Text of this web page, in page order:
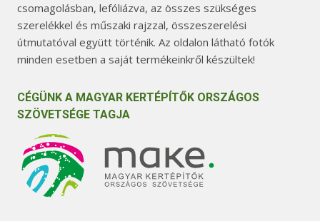
csomagolásban, lefóliázva, az összes szükséges
szerelékkel és műszaki rajzzal, összeszerelési
útmutatóval együtt történik. Az oldalon látható fotók
minden esetben a saját termékeinkről készültek!
CÉGÜNK A MAGYAR KERTÉPÍTŐK ORSZÁGOS
SZÖVETSÉGE TAGJA